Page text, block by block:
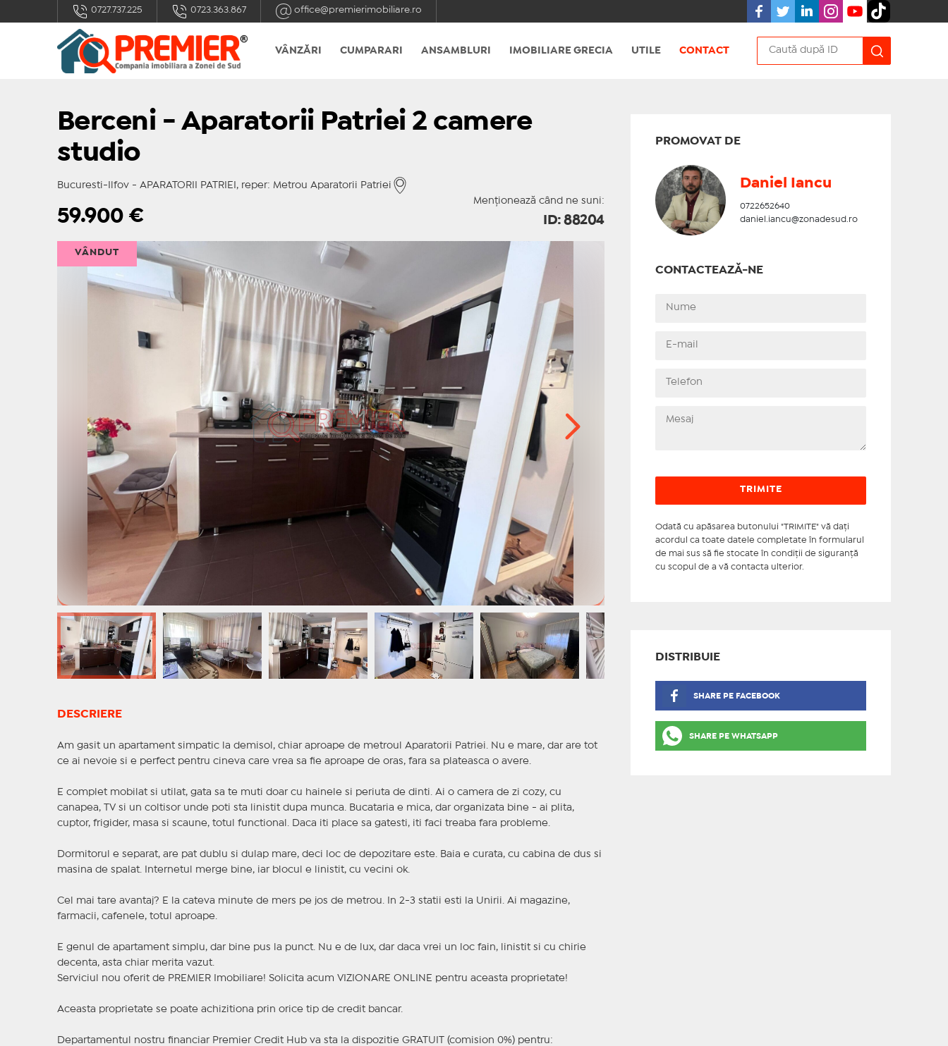
0727.737.225 0723.363.867 office@premierimobiliare.ro
VÂNZĂRI CUMPARARI ANSAMBLURI IMOBILIARE GRECIA UTILE CONTACT
Berceni - Aparatorii Patriei 2 camere
studio
Bucuresti-Ilfov - APARATORII PATRIEI, reper: Metrou Aparatorii Patriei
Menționează când ne suni:
59.900€ ID: 88204
VÂNDUT
DESCRIERE
Am gasit un apartament simpatic la demisol, chiar aproape de metroul Aparatorii Patriei. Nu e mare, dar are tot
ce ai nevoie si e perfect pentru cineva care vrea sa fie aproape de oras, fara sa plateasca o avere.
E complet mobilat si utilat, gata sa te muti doar cu hainele si periuta de dinti. Ai o camera de zi cozy, cu
canapea, TV si un coltisor unde poti sta linistit dupa munca. Bucataria e mica, dar organizata bine - ai plita,
cuptor, frigider, masa si scaune, totul functional. Daca iti place sa gatesti, iti faci treaba fara probleme.
Dormitorul e separat, are pat dublu si dulap mare, deci loc de depozitare este. Baia e curata, cu cabina de dus si
masina de spalat. Internetul merge bine, iar blocul e linistit, cu vecini ok.
Cel mai tare avantaj? E la cateva minute de mers pe jos de metrou. In 2-3 statii esti la Unirii. Ai magazine,
farmacii, cafenele, totul aproape.
E genul de apartament simplu, dar bine pus la punct. Nu e de lux, dar daca vrei un loc fain, linistit si cu chirie
decenta, asta chiar merita vazut.
Serviciul nou oferit de PREMIER Imobiliare! Solicita acum VIZIONARE ONLINE pentru aceasta proprietate!
Aceasta proprietate se poate achizitiona prin orice tip de credit bancar.
Departamentul nostru financiar Premier Credit Hub va sta la dispozitie GRATUIT (comision 0%) pentru:
PROMOVAT DE
Daniel Iancu
0722652640
daniel.iancu@zonadesud.ro
CONTACTEAZĂ-NE
Odată cu apăsarea butonului "TRIMITE" vă daţi
acordul ca toate datele completate în formularul
de mai sus să fie stocate în condiţii de siguranţă
cu scopul de a vă contacta ulterior.
DISTRIBUIE
SHARE PE FACEBOOK
SHARE PE WHATSAPP